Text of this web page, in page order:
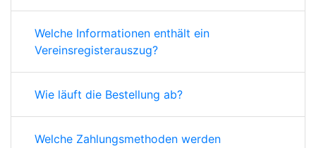
Welche Informationen enthält ein
Vereinsregisterauszug?
Wie läuft die Bestellung ab?
Welche Zahlungsmethoden werden